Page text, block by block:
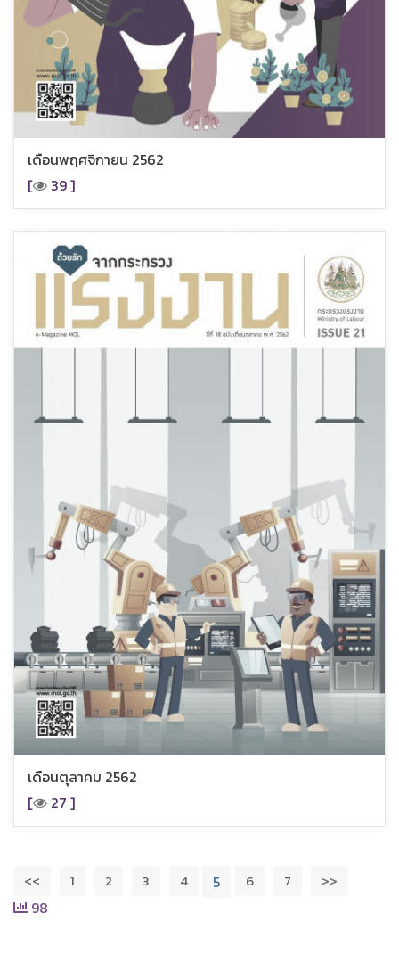
เดือนพฤศจิกายน 2562
[
39 ]
เดือนตุลาคม 2562
[
27 ]
<< 1 2 3 4 5 6 7 >>
98